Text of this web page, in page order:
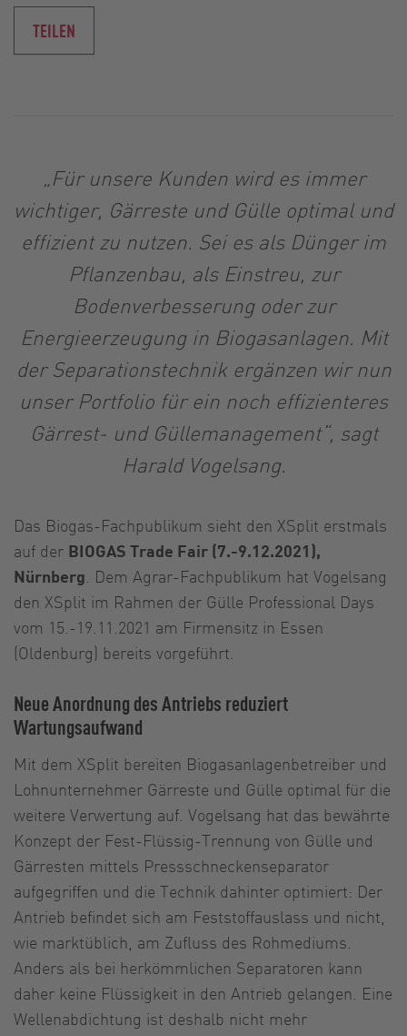
TEILEN
„Für unsere Kunden wird es immer
wichtiger, Gärreste und Gülle optimal und
effizient zu nutzen. Sei es als Dünger im
Pflanzenbau, als Einstreu, zur
Bodenverbesserung oder zur
Energieerzeugung in Biogasanlagen. Mit
der Separationstechnik ergänzen wir nun
unser Portfolio für ein noch effizienteres
Gärrest- und Güllemanagement“, sagt
Harald Vogelsang.
Das Biogas-Fachpublikum sieht den XSplit erstmals
auf der BIOGAS Trade Fair (7.-9.12.2021),
Nürnberg . Dem Agrar-Fachpublikum hat Vogelsang
den XSplit im Rahmen der Gülle Professional Days
vom 15.-19.11.2021 am Firmensitz in Essen
(Oldenburg) bereits vorgeführt.
Neue Anordnung des Antriebs reduziert
Wartungsaufwand
Mit dem XSplit bereiten Biogasanlagenbetreiber und
Lohnunternehmer Gärreste und Gülle optimal für die
weitere Verwertung auf. Vogelsang hat das bewährte
Konzept der Fest-Flüssig-Trennung von Gülle und
Gärresten mittels Pressschneckenseparator
aufgegriffen und die Technik dahinter optimiert: Der
Antrieb befindet sich am Feststoffauslass und nicht,
wie marktüblich, am Zufluss des Rohmediums.
Anders als bei herkömmlichen Separatoren kann
daher keine Flüssigkeit in den Antrieb gelangen. Eine
Wellenabdichtung ist deshalb nicht mehr